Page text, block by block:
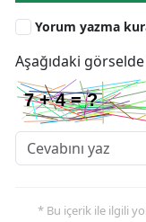
Yorum yazma
Aşağıdaki
* Bu içerik ile ilgili